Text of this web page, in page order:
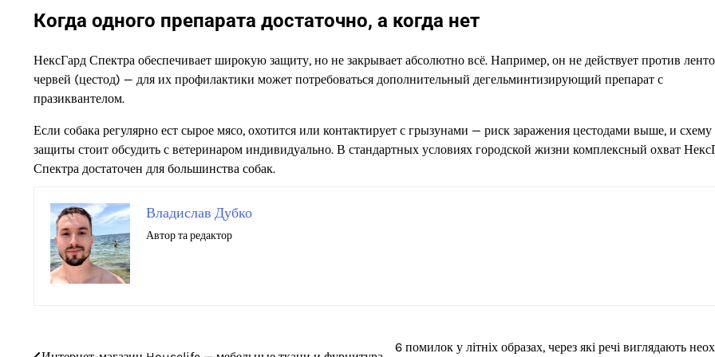
Когда одного препарата достаточно, а когда нет
НексГард Спектра обеспечивает широкую защиту, но не закрывает абсолютно всё. Например, он не действует против
червей (цестод) — для их профилактики может потребоваться дополнительный дегельминтизирующий препарат с
празиквантелом.
Если собака регулярно ест сырое мясо, охотится или контактирует с грызунами — риск заражения цестодами выше, и схему
защиты стоит обсудить с ветеринаром индивидуально. В стандартных условиях городской жизни комплексный охват
Спектра достаточен для большинства собак.
Владислав Дубко
Автор та редактор
Навігація 6 помилок у літніх образах, через які речі виглядають